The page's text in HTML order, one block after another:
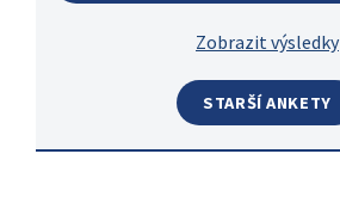
Zobrazit výsledky
STARŠÍ ANKETY